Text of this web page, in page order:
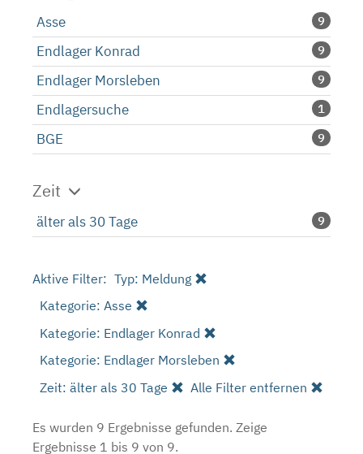
Asse 9
Endlager Konrad 9
Endlager Morsleben 9
Endlagersuche 1
BGE 9
Zeit
älter als 30 Tage 9
Aktive Filter: Typ: Meldung
Kategorie: Asse
Kategorie: Endlager Konrad
Kategorie: Endlager Morsleben
Zeit: älter als 30 Tage
Alle Filter entfernen
Es wurden 9 Ergebnisse gefunden. Zeige
Ergebnisse 1 bis 9 von 9.